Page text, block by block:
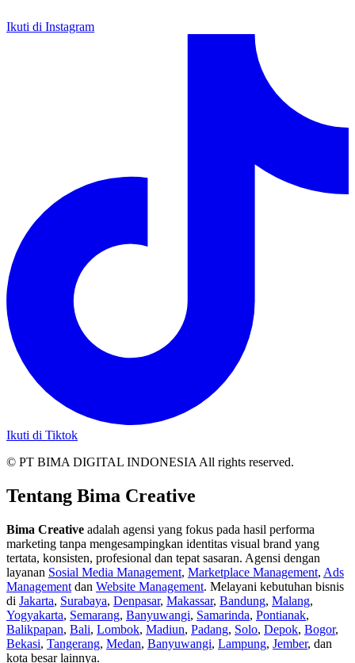
Ikuti di Instagram
Ikuti di Tiktok
© PT BIMA DIGITAL INDONESIA All rights reserved.
Tentang Bima Creative
Bima Creative adalah agensi yang fokus pada hasil performa
marketing tanpa mengesampingkan identitas visual brand yang
tertata, konsisten, profesional dan tepat sasaran. Agensi dengan
layanan Sosial Media Management, Marketplace Management, Ads
Management dan Website Management. Melayani kebutuhan bisnis
di Jakarta, Surabaya, Denpasar, Makassar, Bandung, Malang,
Yogyakarta, Semarang, Banyuwangi, Samarinda, Pontianak,
Balikpapan, Bali, Lombok, Madiun, Padang, Solo, Depok, Bogor,
Bekasi, Tangerang, Medan, Banyuwangi, Lampung, Jember, dan
kota besar lainnya.